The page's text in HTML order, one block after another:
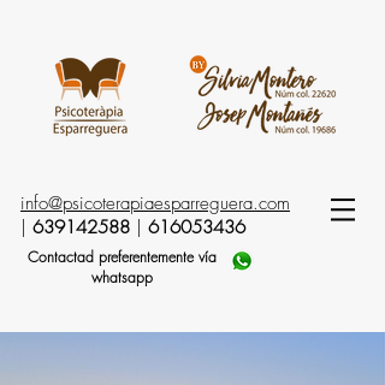
info@psicoterapiaesparreguera.com
639142588 616053436
Contactad preferentemente vía
whatsapp